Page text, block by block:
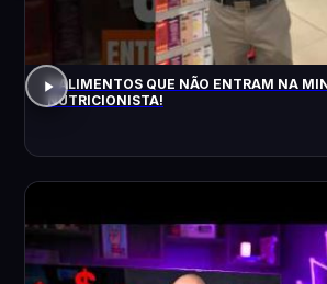
5 ALIMENTOS QUE NÃO ENTRAM NA
NUTRICIONISTA!